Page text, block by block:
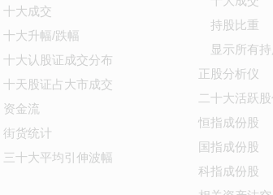
十大成交
十大升幅/跌幅
十大认股证成交分布
十天股证占大市成交
资金流
街货统计
三十大平均引伸波幅
持股比重
显示所有
正股分析仪
二十大活跃
恒指成份股
国指成份股
科指成份股